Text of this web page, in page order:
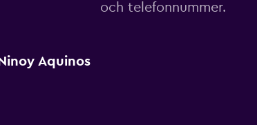
och telefonnummer.
Aquinos